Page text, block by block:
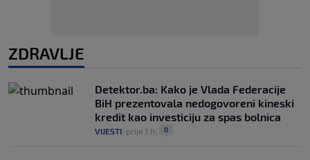
ZDRAVLJE
Detektor.ba: Kako je Vlada Federacije
BiH prezentovala nedogovoreni kineski
kredit kao investiciju za spas bolnica
VIJESTI prije 1 h 0